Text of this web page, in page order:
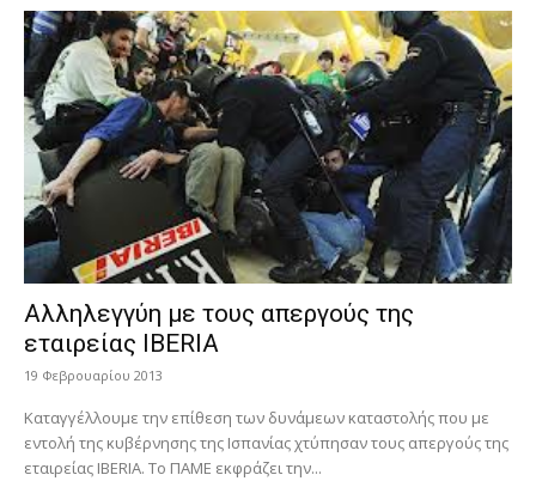
Αλληλεγγύη με τους απεργούς της
εταιρείας IBERIA
19 Φεβρουαρίου 2013
Καταγγέλλουμε την επίθεση των δυνάμεων καταστολής που με
εντολή της κυβέρνησης της Ισπανίας χτύπησαν τους απεργούς της
εταιρείας IBERIA. Το ΠΑΜΕ εκφράζει την...